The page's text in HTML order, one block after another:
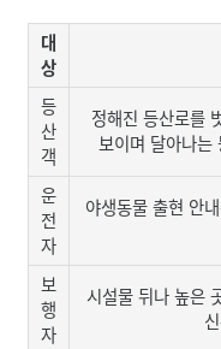
대
상
등
산
객
정해진 등산로를
보이며 달아나는
운
전
자
야생동물 출현 안
보
행
자
시설물 뒤나 높은